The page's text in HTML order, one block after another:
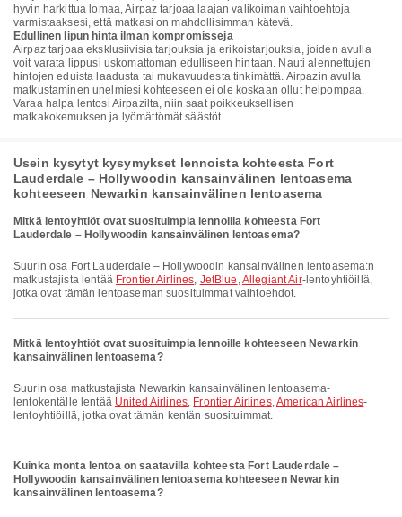
hyvin harkittua lomaa, Airpaz tarjoaa laajan valikoiman vaihtoehtoja
varmistaaksesi, että matkasi on mahdollisimman kätevä.
Edullinen lipun hinta ilman kompromisseja
Airpaz tarjoaa eksklusiivisia tarjouksia ja erikoistarjouksia, joiden avulla
voit varata lippusi uskomattoman edulliseen hintaan. Nauti alennettujen
hintojen eduista laadusta tai mukavuudesta tinkimättä. Airpazin avulla
matkustaminen unelmiesi kohteeseen ei ole koskaan ollut helpompaa.
Varaa halpa lentosi Airpazilta, niin saat poikkeuksellisen
matkakokemuksen ja lyömättömät säästöt.
Usein kysytyt kysymykset lennoista kohteesta Fort
Lauderdale – Hollywoodin kansainvälinen lentoasema
kohteeseen Newarkin kansainvälinen lentoasema
Mitkä lentoyhtiöt ovat suosituimpia lennoilla kohteesta Fort
Lauderdale – Hollywoodin kansainvälinen lentoasema?
Suurin osa Fort Lauderdale – Hollywoodin kansainvälinen lentoasema:n
matkustajista lentää Frontier Airlines, JetBlue ,Allegiant Air-lentoyhtiöillä,
jotka ovat tämän lentoaseman suosituimmat vaihtoehdot.
Mitkä lentoyhtiöt ovat suosituimpia lennoille kohteeseen Newarkin
kansainvälinen lentoasema?
Suurin osa matkustajista Newarkin kansainvälinen lentoasema-
lentokentälle lentää United Airlines, Frontier Airlines,American Airlines-
lentoyhtiöillä, jotka ovat tämän kentän suosituimmat.
Kuinka monta lentoa on saatavilla kohteesta Fort Lauderdale –
Hollywoodin kansainvälinen lentoasema kohteeseen Newarkin
kansainvälinen lentoasema?